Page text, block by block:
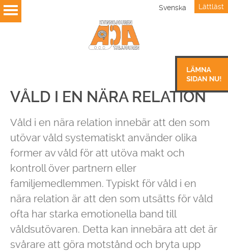
Svenska Lättläst
VÅLD I EN NÄRA RELATION
Våld i en nära relation innebär att den som
utövar våld systematiskt använder olika
former av våld för att utöva makt och
kontroll över partnern eller
familjemedlemmen. Typiskt för våld i en
nära relation är att den som utsätts för våld
ofta har starka emotionella band till
våldsutövaren. Detta kan innebära att det är
svårare att göra motstånd och bryta upp